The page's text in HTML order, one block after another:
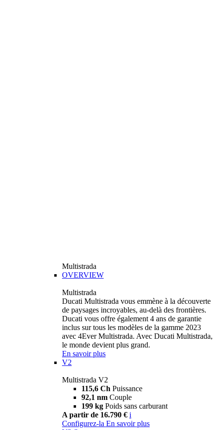
Multistrada
OVERVIEW
Multistrada
Ducati Multistrada vous emmène à la découverte
de paysages incroyables, au-delà des frontières.
Ducati vous offre également 4 ans de garantie
inclus sur tous les modèles de la gamme 2023
avec 4Ever Multistrada. Avec Ducati Multistrada,
le monde devient plus grand.
En savoir plus
V2
Multistrada V2
115,6 Ch Puissance
92,1 nm Couple
199 kg Poids sans carburant
A partir de 16.790 € i
Configurez-la En savoir plus